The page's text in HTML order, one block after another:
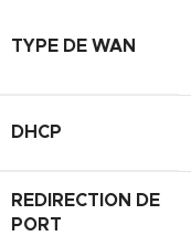
TYPE DE WAN
DHCP
REDIRECTION DE
PORT